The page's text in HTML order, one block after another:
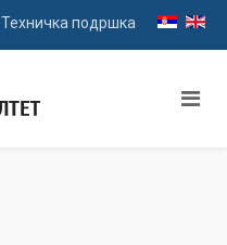
Техничка подршка